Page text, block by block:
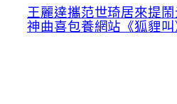
王麗達攜范世琦居來提
神曲喜包養網站《狐貍叫